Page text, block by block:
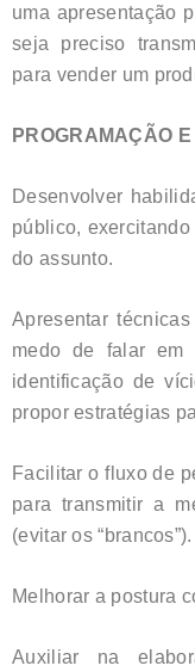
uma apresentação
seja preciso
para vender um
PROGRAMAÇÃO
Desenvolver
público,
do assunto.
Apresentar
medo de falar em
identificação de
propor estratégias
Facilitar o fluxo de
para transmitir a
(evitar os “brancos”).
Melhorar a postura
Auxiliar na